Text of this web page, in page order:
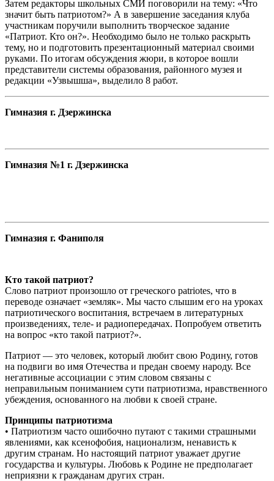
Затем редакторы школьных СМИ поговорили на тему: «Что
значит быть патриотом?» А в завершение заседания клуба
участникам поручили выполнить творческое задание
«Патриот. Кто он?». Необходимо было не только раскрыть
тему, но и подготовить презентационный материал своими
руками. По итогам обсуждения жюри, в которое вошли
представители системы образования, районного музея и
редакции «Узвышша», выделило 8 работ.
Гимназия г. Дзержинска
Гимназия №1 г. Дзержинска
Гимназия г. Фаниполя
Кто такой патриот?
Слово патриот произошло от греческого patriotes, что в
переводе означает «земляк». Мы часто слышим его на уроках
патриотического воспитания, встречаем в литературных
произведениях, теле- и радиопередачах. Попробуем ответить
на вопрос «кто такой патриот?».
Патриот — это человек, который любит свою Родину, готов
на подвиги во имя Отечества и предан своему народу. Все
негативные ассоциации с этим словом связаны с
неправильным пониманием сути патриотизма, нравственного
убеждения, основанного на любви к своей стране.
Принципы патриотизма
• Патриотизм часто ошибочно путают с такими страшными
явлениями, как ксенофобия, национализм, ненависть к
другим странам. Но настоящий патриот уважает другие
государства и культуры. Любовь к Родине не предполагает
неприязни к гражданам других стран.